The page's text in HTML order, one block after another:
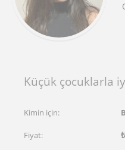
Küçük çocuklarla
Kimin için:
Fiyat: ₺